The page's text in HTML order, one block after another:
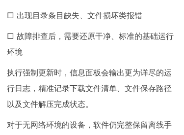
□ 出现目录条目缺失、文件损坏类报错
□ 故障排查后，需要还原干净、标准的基础运行
环境
执行强制更新时，信息面板会输出更为详尽的运
行日志，精准记录下载文件清单、文件保存路径
以及文件解压完成状态。
对于无网络环境的设备，软件仍完整保留离线手